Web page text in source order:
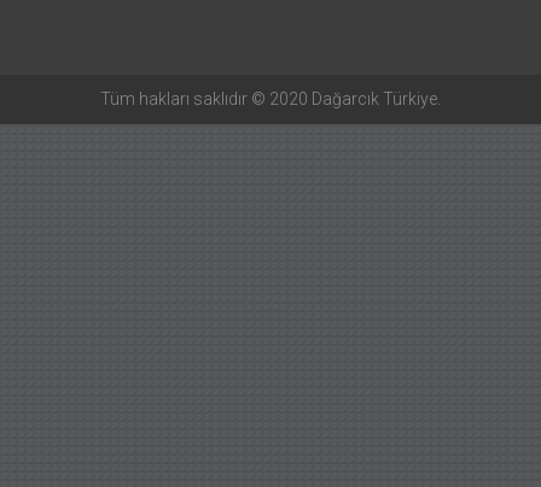
Tüm hakları saklıdır © 2020 Dağarcık Türkiye.